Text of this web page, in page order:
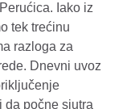
Iako iz
tek trećinu
razloga za
Dnevni uvoz
da počne sjutra